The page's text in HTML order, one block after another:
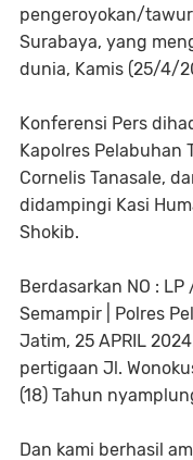
pengeroyokan/
Surabaya, yang
dunia, Kamis (25/4/
Konferensi Pers
Kapolres Pelabuhan
Cornelis Tanasale,
didampingi Kasi
Shokib.
Berdasarkan NO :
Semampir | Polres
Jatim, 25 APRIL
pertigaan Jl.
(18) Tahun
Dan kami berhasil